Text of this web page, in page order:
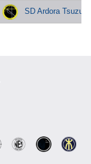
SD Ardora Tsuzuki